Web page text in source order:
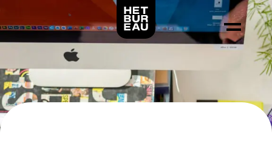
Logo Het Bureau, linkt naar de voorpagina